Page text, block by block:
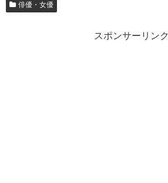
俳優・女優
スポンサーリンク